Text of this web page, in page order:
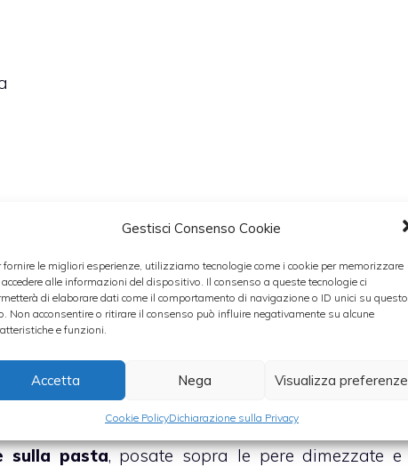
Gestisci Consenso Cookie
fornire le migliori esperienze, utilizziamo tecnologie come i cookie per memorizzare
accedere alle informazioni del dispositivo. Il consenso a queste tecnologie ci
di elaborare dati come il comportamento di navigazione o ID unici su questo
Non acconsentire o ritirare il consenso può influire negativamente su alcune
e funzioni.
Accetta Nega Visualizza preferenze
Cookie PolicyDichiarazione sulla Privacy
poi irrorare le pere con il succo di un limone.
di mandorle con la panna fino ad ottenere un
dividetela in quattro parti e tagliate ogni
sfoglie siano un po’ grandi delle pere.
sulla pasta, posate sopra le pere dimezzate e